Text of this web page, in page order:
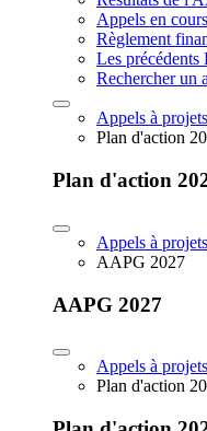
Appels en
Règlement
Les précédents
Rechercher un
Appels à projets
Plan d'action
Plan d'action
Appels à projets
AAPG 2027
AAPG 2027
Appels à projets
Plan d'action